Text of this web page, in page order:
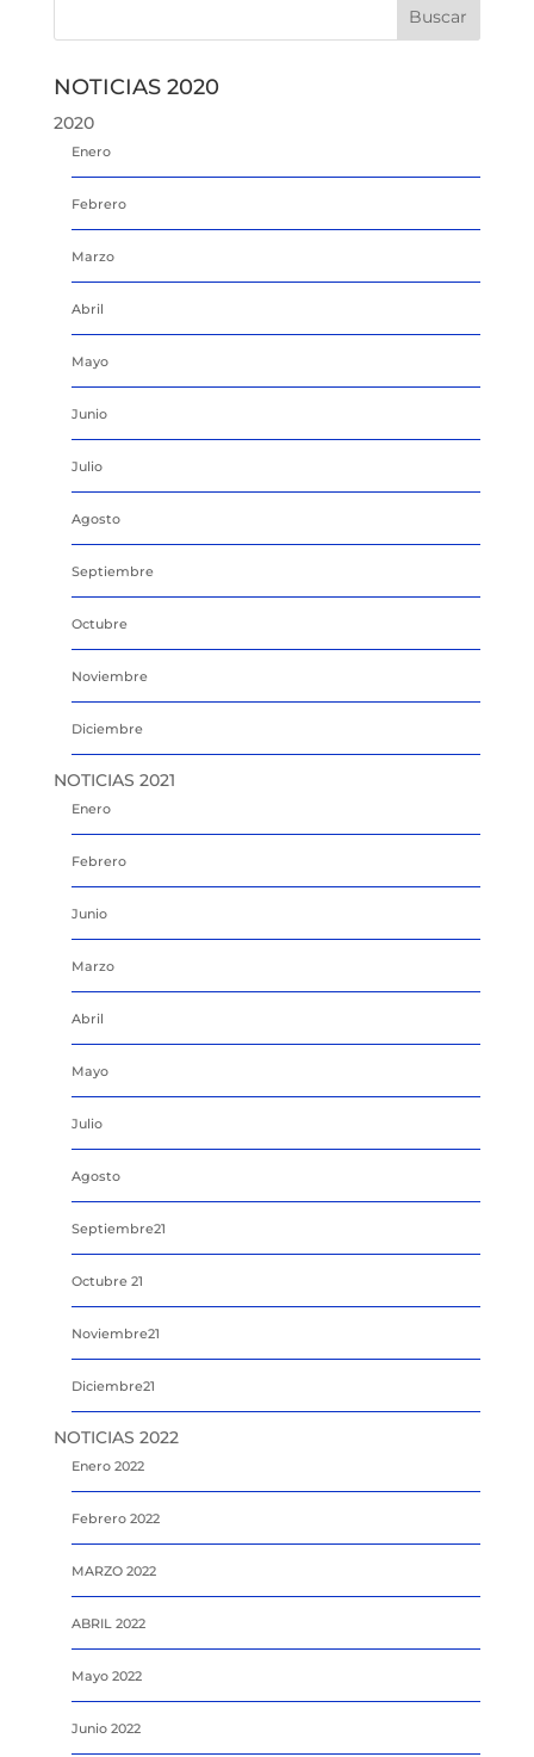
NOTICIAS 2020
2020
Enero
Febrero
Marzo
Abril
Mayo
Junio
Julio
Agosto
Septiembre
Octubre
Noviembre
Diciembre
NOTICIAS 2021
Enero
Febrero
Junio
Marzo
Abril
Mayo
Julio
Agosto
Septiembre21
Octubre 21
Noviembre21
Diciembre21
NOTICIAS 2022
Enero 2022
Febrero 2022
MARZO 2022
ABRIL 2022
Mayo 2022
Junio 2022